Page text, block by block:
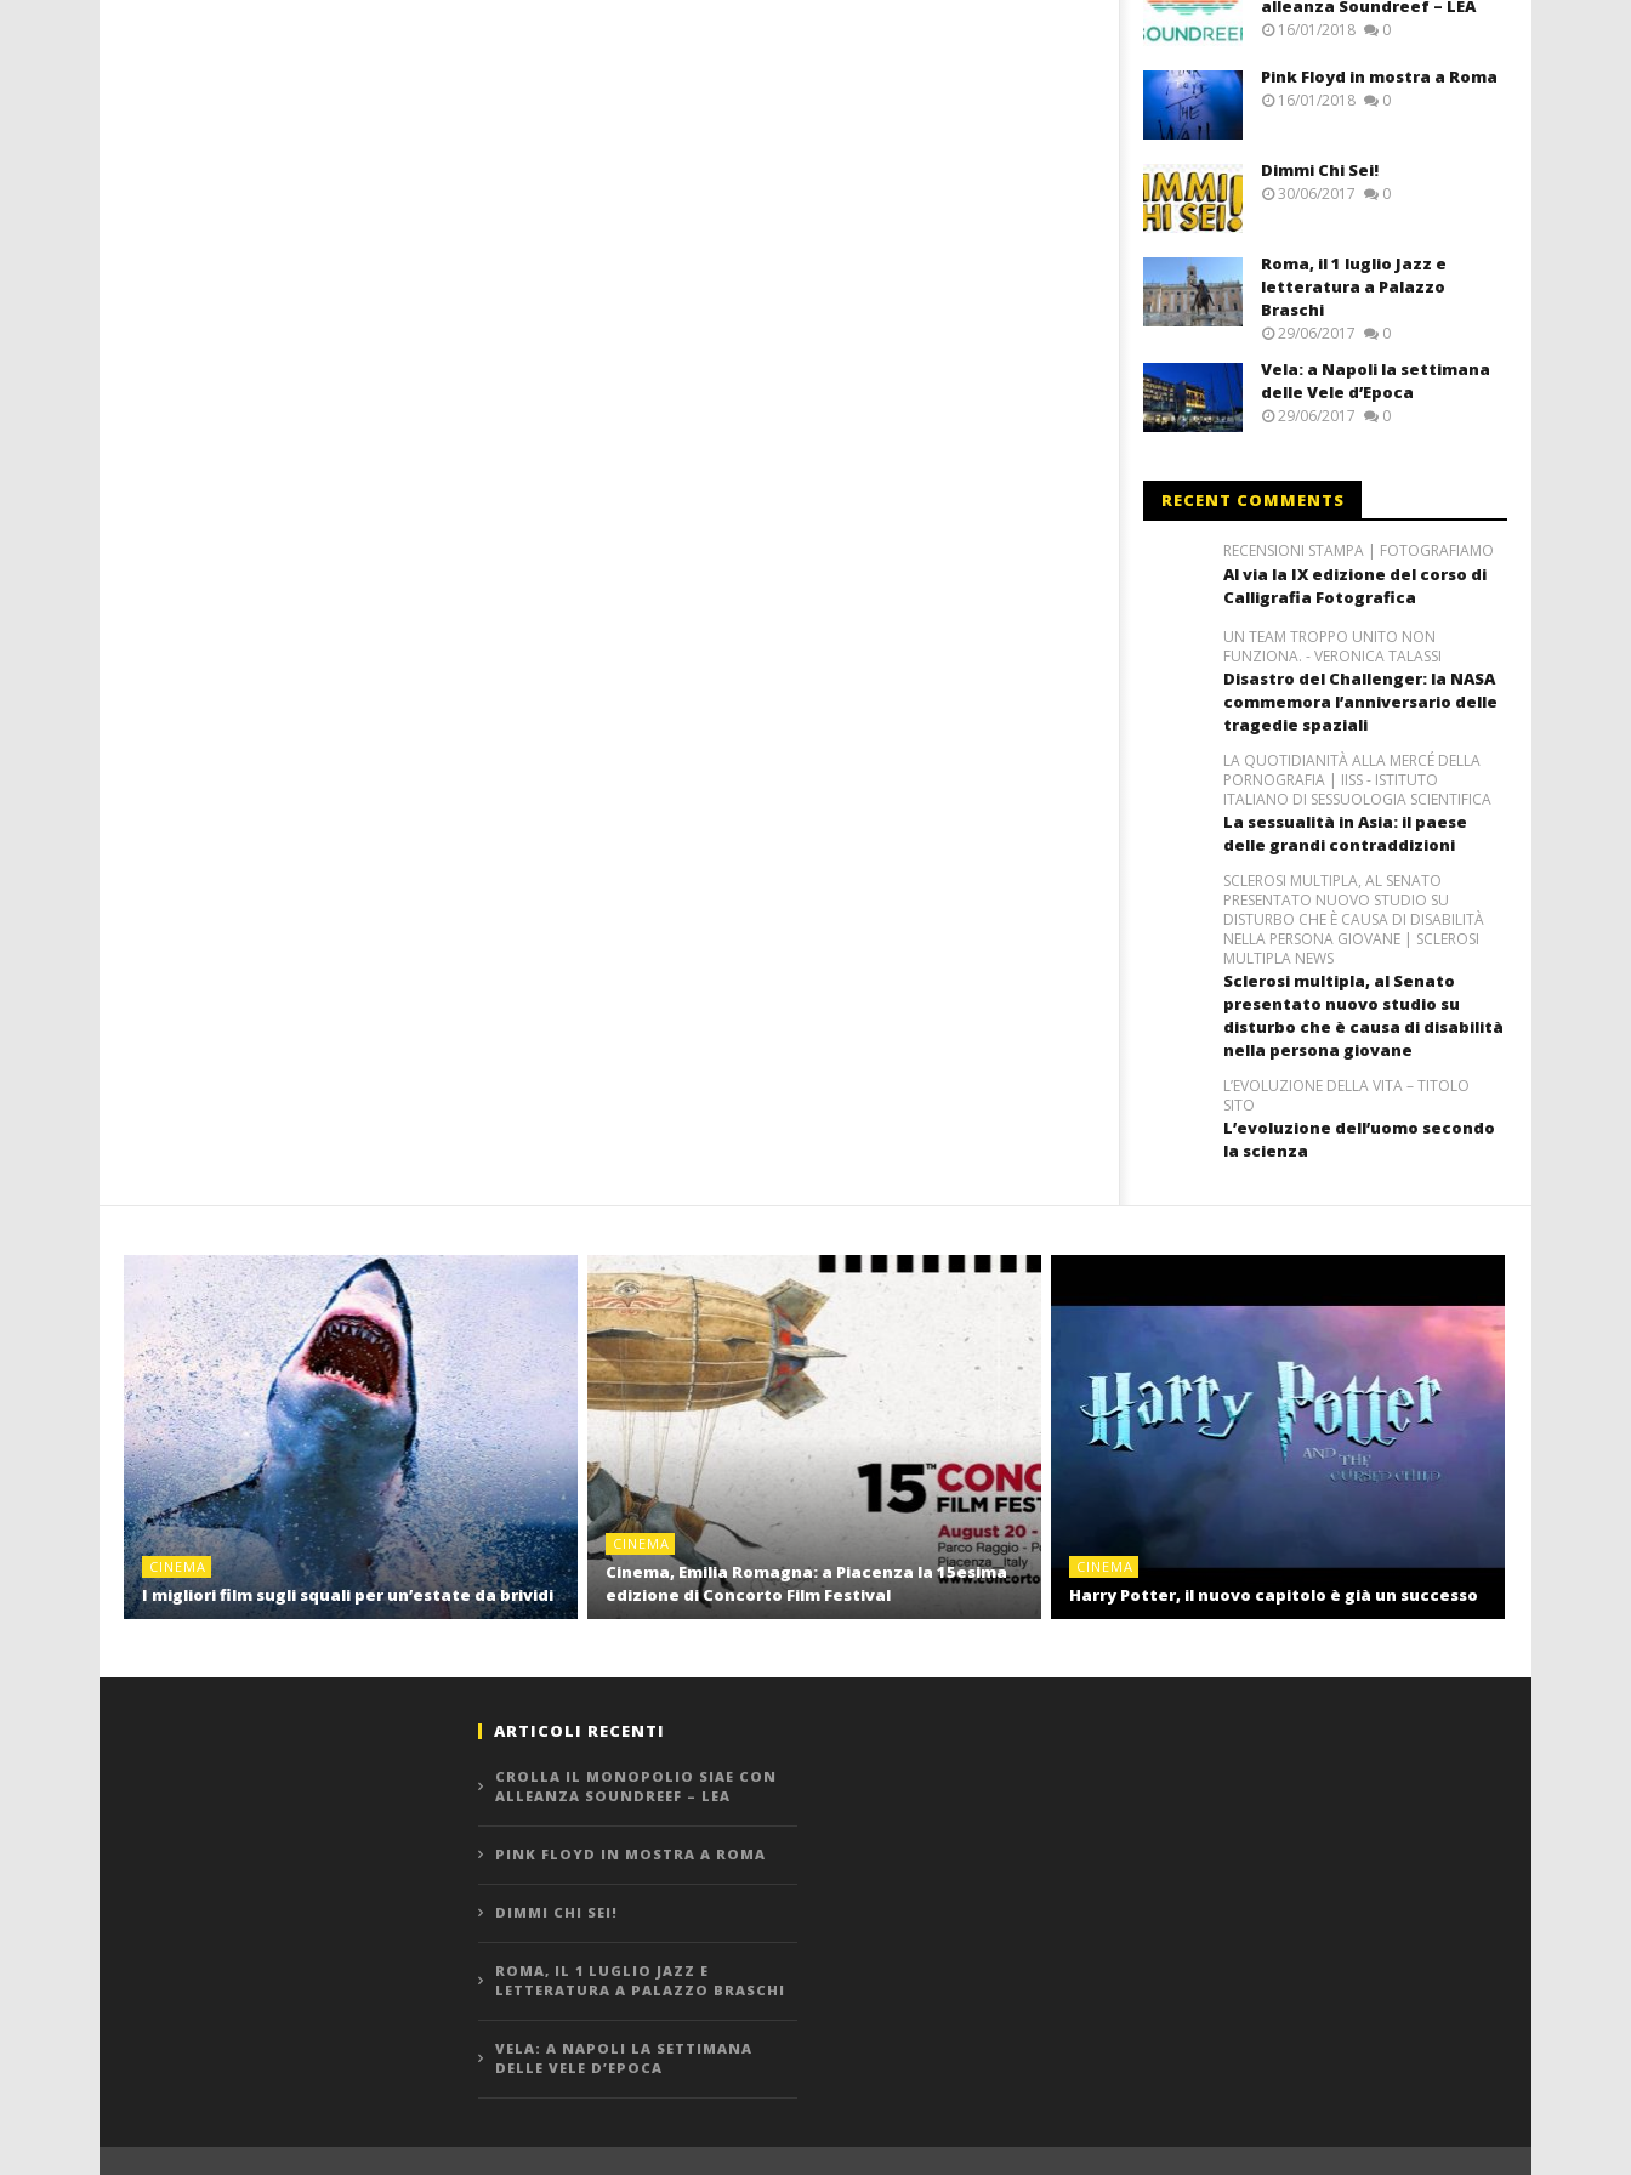
alleanza Soundreef – LEA
16/01/2018 0
Pink Floyd in mostra a Roma
16/01/2018 0
Dimmi Chi Sei!
30/06/2017 0
Roma, il 1 luglio Jazz e
letteratura a Palazzo
Braschi
29/06/2017 0
Vela: a Napoli la settimana
delle Vele d’Epoca
29/06/2017 0
RECENT COMMENTS
RECENSIONI STAMPA | FOTOGRAFIAMO
Al via la IX edizione del corso di
Calligrafia Fotografica
UN TEAM TROPPO UNITO NON
FUNZIONA. - VERONICA TALASSI
Disastro del Challenger: la NASA
commemora l’anniversario delle
tragedie spaziali
LA QUOTIDIANITÀ ALLA MERCÉ DELLA
PORNOGRAFIA | IISS - ISTITUTO
ITALIANO DI SESSUOLOGIA SCIENTIFICA
La sessualità in Asia: il paese
delle grandi contraddizioni
SCLEROSI MULTIPLA, AL SENATO
PRESENTATO NUOVO STUDIO SU
DISTURBO CHE È CAUSA DI DISABILITÀ
NELLA PERSONA GIOVANE | SCLEROSI
MULTIPLA NEWS
Sclerosi multipla, al Senato
presentato nuovo studio su
disturbo che è causa di disabilità
nella persona giovane
L’EVOLUZIONE DELLA VITA – TITOLO
SITO
L’evoluzione dell’uomo secondo
la scienza
CINEMA
I migliori film sugli squali per un’estate da brividi
CINEMA
Cinema, Emilia Romagna: a Piacenza la 15esima
edizione di Concorto Film Festival
CINEMA
Harry Potter, il nuovo capitolo è già un successo
ARTICOLI RECENTI
CROLLA IL MONOPOLIO SIAE CON
ALLEANZA SOUNDREEF – LEA
PINK FLOYD IN MOSTRA A ROMA
DIMMI CHI SEI!
ROMA, IL 1 LUGLIO JAZZ E
LETTERATURA A PALAZZO BRASCHI
VELA: A NAPOLI LA SETTIMANA
DELLE VELE D’EPOCA